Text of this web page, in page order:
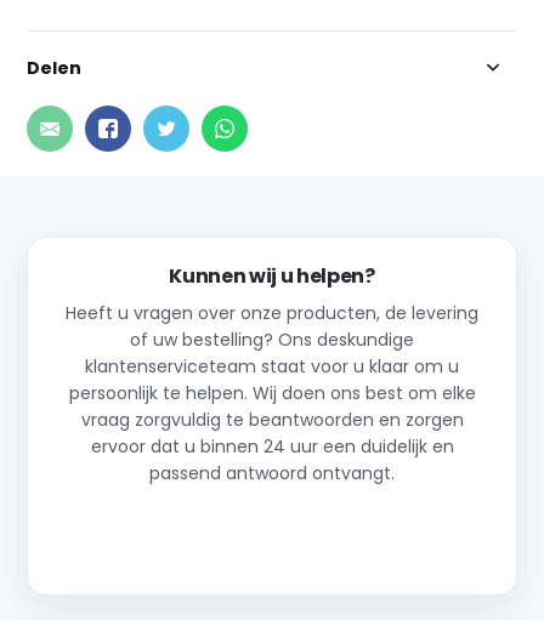
Delen
Kunnen wij u helpen?
Heeft u vragen over onze producten, de levering
of uw bestelling? Ons deskundige
klantenserviceteam staat voor u klaar om u
persoonlijk te helpen. Wij doen ons best om elke
vraag zorgvuldig te beantwoorden en zorgen
ervoor dat u binnen 24 uur een duidelijk en
passend antwoord ontvangt.